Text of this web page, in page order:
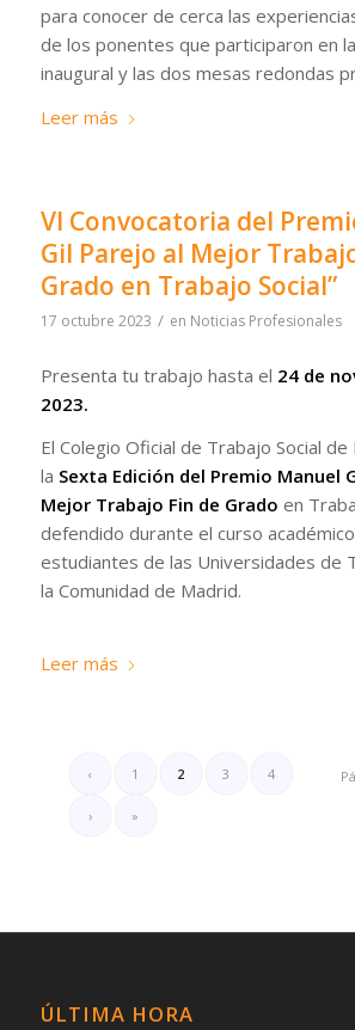
para conocer de cerca las
de los ponentes que participaron en
inaugural y las dos mesas redondas
Leer más
VI Convocatoria del
Gil Parejo al Mejor
Grado en Trabajo Social”
17 octubre 2023 / en Noticias Profesionales
Presenta tu trabajo hasta el 24 de
2023.
El Colegio Oficial de Trabajo Social
la Sexta Edición del Premio Manuel
Mejor Trabajo Fin de Grado en
defendido durante el curso
estudiantes de las Universidades de
la Comunidad de Madrid.
Leer más
‹ 1 2 3 4
› »
ÚLTIMA HORA